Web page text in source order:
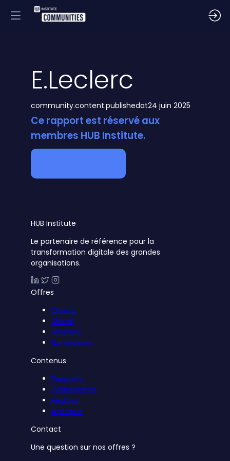
E.Leclerc
community.content.publishedat24 juin 2025
Ce rapport est réservé aux
membres HUB Institute.
HUB Institute
Le partenaire de référence pour la
transformation digitale des grandes
organisations.
Offres
Classic
Global
Advisory
Sur mesure
Contenus
Rapports
Événements
Replays
À propos
Contact
Une question sur nos offres ?